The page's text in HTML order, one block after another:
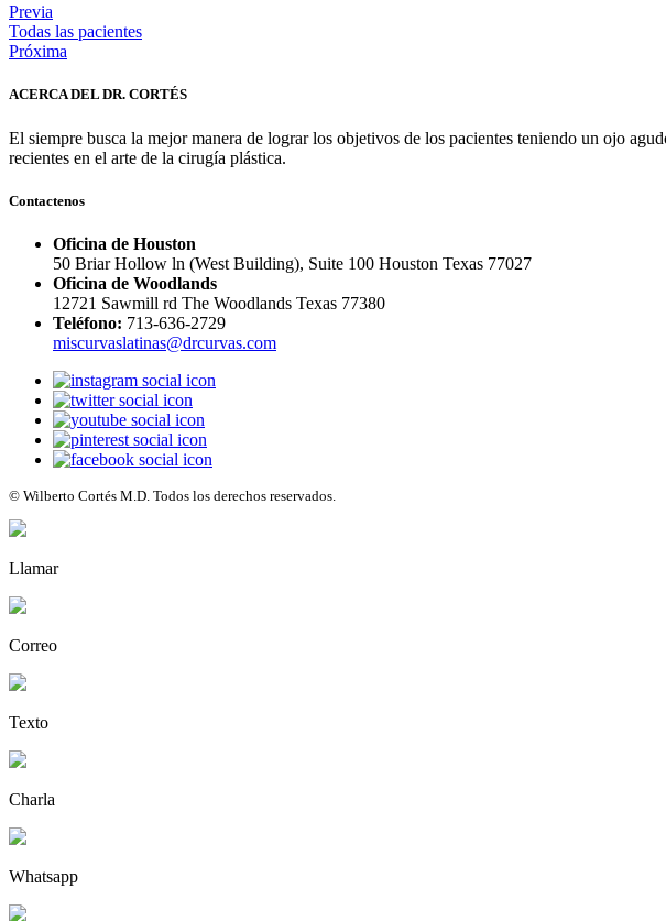
Previa
Todas las pacientes
Próxima
ACERCA DEL DR. CORTÉS
El siempre busca la mejor manera de lograr los objetivos de los pacientes teniendo un ojo
recientes en el arte de la cirugía plástica.
Contactenos
Oficina de Houston
50 Briar Hollow ln (West Building), Suite 100 Houston Texas 77027
Oficina de Woodlands
12721 Sawmill rd The Woodlands Texas 77380
Teléfono: 713-636-2729
miscurvaslatinas@drcurvas.com
© Wilberto Cortés M.D. Todos los derechos reservados.
Llamar
Correo
Texto
Charla
Whatsapp